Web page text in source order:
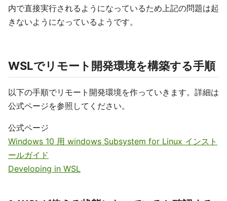
内で直接実行されるようになっているため上記の問題は起
きないようになっているようです。
WSLでリモート開発環境を構築する手順
以下の手順でリモート開発環境を作っていきます。詳細は
公式ページを参照してください。
公式ページ
Windows 10 用 windows Subsystem for Linux インスト
ールガイド
Developing in WSL